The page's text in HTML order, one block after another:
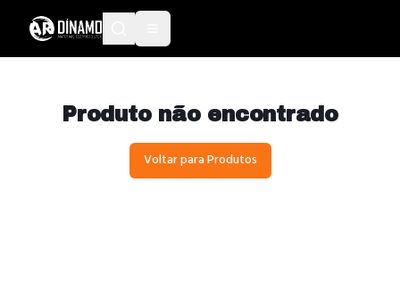
Produto não encontrado
Voltar para Produtos